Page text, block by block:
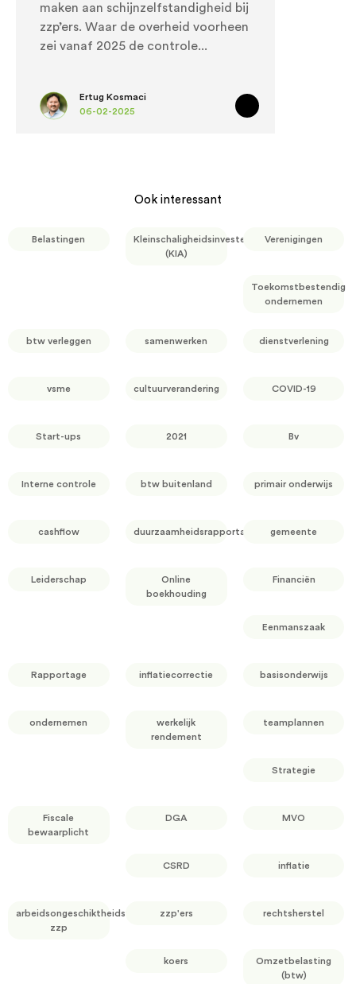
maken aan schijnzelfstandigheid bij
zzp’ers. Waar de overheid voorheen
zei vanaf 2025 de controle
Ertug Kosmaci
06-02-2025
Ook interessant
Belastingen
Kleinschaligheidsinvesteringsaftrek
(KIA)
Verenigingen
Toekomstbestendig
ondernemen
btw verleggen samenwerken dienstverlening
vsme cultuurverandering COVID-19
Start-ups 2021 Bv
Interne controle btw buitenland primair onderwijs
cashflow duurzaamheidsrapportage gemeente
Leiderschap
Online
boekhouding
Financiën
Eenmanszaak
Rapportage inflatiecorrectie basisonderwijs
ondernemen
werkelijk
rendement
teamplannen
Strategie
Fiscale
bewaarplicht
DGA MVO
CSRD inflatie
arbeidsongeschiktheidsverzekering
zzp
zzp'ers rechtsherstel
koers
Omzetbelasting
(btw)